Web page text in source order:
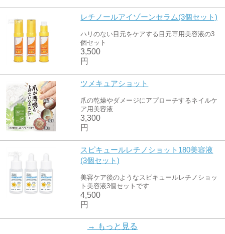
レチノールアイゾーンセラム(3個セット)
ハリのない目元をケアする目元専用美容液の3
個セット
3,500
円
ツメキュアショット
爪の乾燥やダメージにアプローチするネイルケ
ア用美容液
3,300
円
スピキュールレチノショット180美容液
(3個セット)
美容ケア後のようなスピキュールレチノショッ
ト美容液3個セットです
4,500
円
24金ゴールド金粉石鹸(3個セット)
→ もっと見る